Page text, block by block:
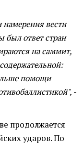
намерения вести
был ответ стран
на саммит,
помощи
-
продолжается
ударов. По